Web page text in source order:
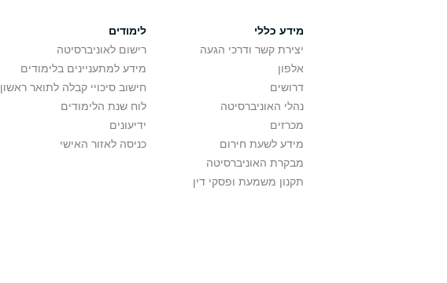
מידע כללי
יצירת קשר ודרכי הגעה
אלפון
דרושים
נהלי האוניברסיטה
מכרזים
מידע לשעת חירום
מבקרת האוניברסיטה
תקנון משמעת ופסקי דין
לימודים
רישום לאוניברסיטה
מידע למתעניינים בלימודים
חישוב סיכויי קבלה לתואר ראשון
לוח שנת הלימודים
ידיעונים
כניסה לאזור האישי